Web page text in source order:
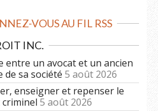
VOUS AU FIL RSS
INC.
entre un avocat et un ancien
de sa société 5 août 2026
enseigner et repenser le
5 août 2026